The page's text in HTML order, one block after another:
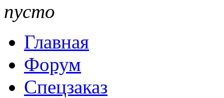
пусто
Главная
Форум
Спецзаказ